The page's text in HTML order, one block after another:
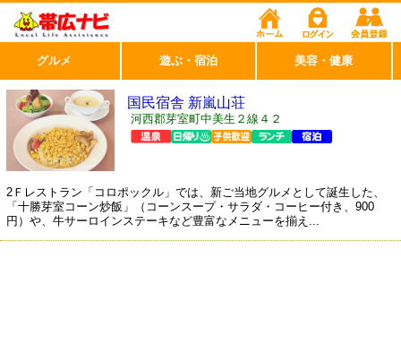
国民宿舎 新嵐山荘
河西郡芽室町中美生２線４２
2Ｆレストラン「コロポックル」では、新ご当地グルメとして誕生した、
「十勝芽室コーン炒飯」（コーンスープ・サラダ・コーヒー付き、900
円）や、牛サーロインステーキなど豊富なメニューを揃え...
グルメ 遊ぶ・宿泊 美容・健康